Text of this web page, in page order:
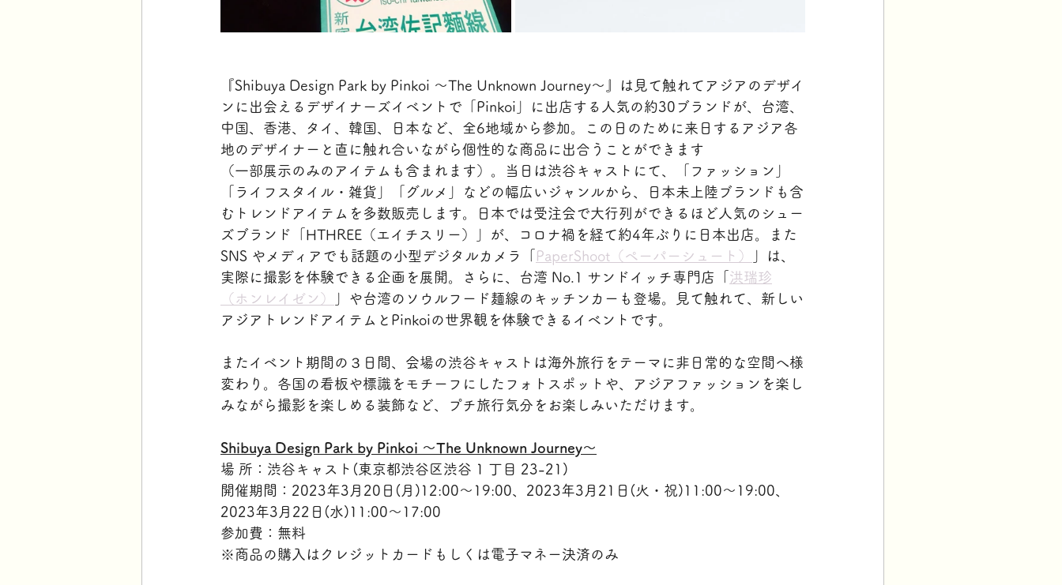
『Shibuya Design Park by Pinkoi 〜The Unknown Journey〜』は見て触れてアジアのデザイ
ンに出会えるデザイナーズイベントで「Pinkoi」に出店する人気の約30ブランドが、台湾、
中国、香港、タイ、韓国、日本など、全6地域から参加。この日のために来日するアジア各
地のデザイナーと直に触れ合いながら個性的な商品に出合うことができます
（一部展示のみのアイテムも含まれます）。当日は渋谷キャストにて、「ファッション」
「ライフスタイル・雑貨」「グルメ」などの幅広いジャンルから、日本未上陸ブランドも含
むトレンドアイテムを多数販売します。日本では受注会で大行列ができるほど人気のシュー
ズブランド「HTHREE（エイチスリー）」が、コロナ禍を経て約4年ぶりに日本出店。また
SNS やメディアでも話題の小型デジタルカメラ「
PaperShoot（ペーパーシュート）
」は、
実際に撮影を体験できる企画を展開。さらに、台湾 No.1 サンドイッチ専門店「 洪瑞珍
（ホンレイゼン）
」や台湾のソウルフード麺線のキッチンカーも登場。見て触れて、新しい
アジアトレンドアイテムとPinkoiの世界観を体験できるイベントです。
またイベント期間の３日間、会場の渋谷キャストは海外旅行をテーマに非日常的な空間へ様
変わり。各国の看板や標識をモチーフにしたフォトスポットや、アジアファッションを楽し
みながら撮影を楽しめる装飾など、プチ旅行気分をお楽しみいただけます。
Shibuya Design Park by Pinkoi 〜The Unknown Journey〜
場 所：渋谷キャスト(東京都渋谷区渋谷 1 丁目 23-21)
開催期間：2023年3月20日(月)12:00～19:00、2023年3月21日(火・祝)11:00～19:00、
2023年3月22日(水)11:00～17:00
参加費：無料
※商品の購入はクレジットカードもしくは電子マネー決済のみ